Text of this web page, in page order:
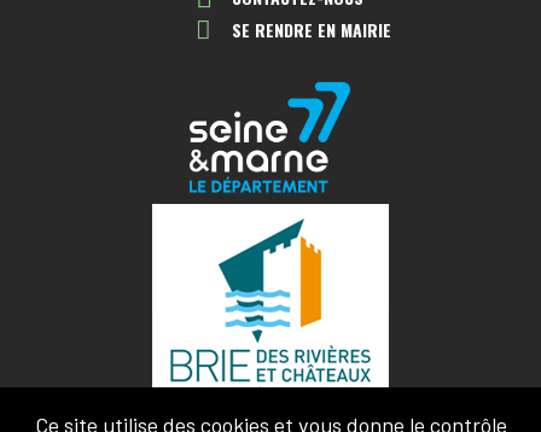
SE RENDRE EN MAIRIE
Ce site utilise des cookies et vous donne le contrôle